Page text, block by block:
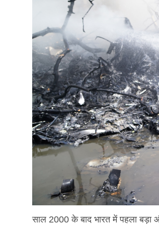
साल 2000 के बाद भारत में पहला बड़ा